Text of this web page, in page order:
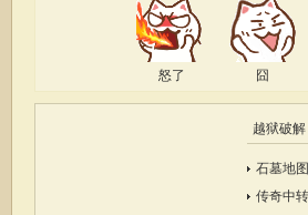
怒了 囧
越狱破解
石墓地
传奇中